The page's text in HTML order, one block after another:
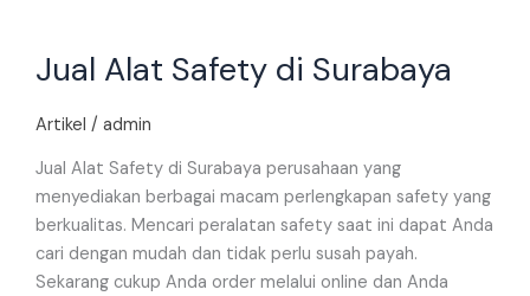
Jual Alat Safety di Surabaya
Artikel / admin
Jual Alat Safety di Surabaya perusahaan yang
menyediakan berbagai macam perlengkapan safety yang
berkualitas. Mencari peralatan safety saat ini dapat Anda
cari dengan mudah dan tidak perlu susah payah.
Sekarang cukup Anda order melalui online dan Anda
Alat
di